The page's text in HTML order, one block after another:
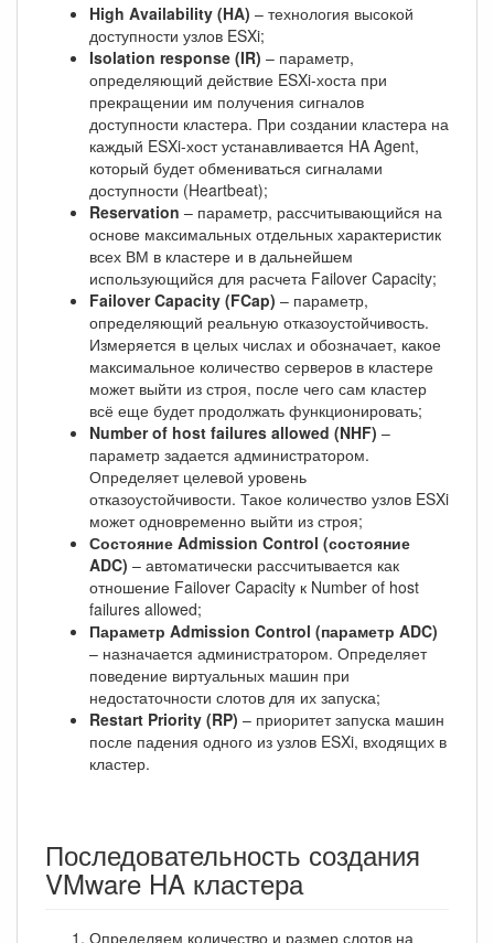
High Availability (HA) – технология высокой
доступности узлов ESXi;
Isolation response (IR) – параметр,
определяющий действие ESXi-хоста при
прекращении им получения сигналов
доступности кластера. При создании кластера на
каждый ESXi-хост устанавливается HA Agent,
который будет обмениваться сигналами
доступности (Heartbeat);
Reservation – параметр, рассчитывающийся на
основе максимальных отдельных характеристик
всех ВМ в кластере и в дальнейшем
использующийся для расчета Failover Capacity;
Failover Capacity (FCap) – параметр,
определяющий реальную отказоустойчивость.
Измеряется в целых числах и обозначает, какое
максимальное количество серверов в кластере
может выйти из строя, после чего сам кластер
всё еще будет продолжать функционировать;
Number of host failures allowed (NHF) –
параметр задается администратором.
Определяет целевой уровень
отказоустойчивости. Такое количество узлов ESXi
может одновременно выйти из строя;
Состояние Admission Control (состояние
ADC) – автоматически рассчитывается как
отношение Failover Capacity к Number of host
failures allowed;
Параметр Admission Control (параметр ADC)
– назначается администратором. Определяет
поведение виртуальных машин при
недостаточности слотов для их запуска;
Restart Priority (RP) – приоритет запуска машин
после падения одного из узлов ESXi, входящих в
кластер.
Последовательность создания
VMware HA кластера
Определяем количество и размер слотов на